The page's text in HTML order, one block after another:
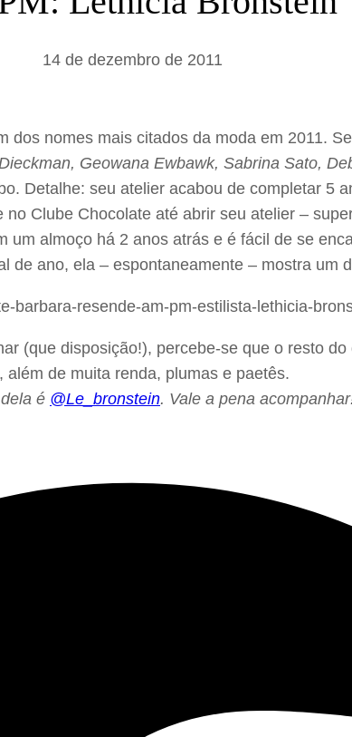
a
14 de dezembro de 2011
dos nomes mais citados da moda em 2011.
Geowana Ewbawk, Sabrina Sato,
Detalhe: seu atelier acabou de completar 5
Clube Chocolate até abrir seu atelier –
almoço há 2 anos atrás e é fácil de se
ano, ela – espontaneamente – mostra um
(que disposição!), percebe-se que o resto
de muita renda, plumas e paetês.
é @Le_bronstein. Vale a pena